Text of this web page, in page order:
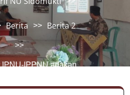
Berita >> Berita 2
>>
IPPNU adakan